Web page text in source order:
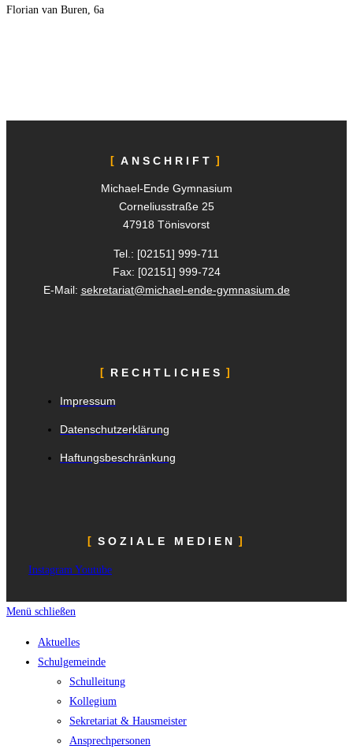
Florian van Buren, 6a
ANSCHRIFT
Michael-Ende Gymnasium
Corneliusstraße 25
47918 Tönisvorst
Tel.: [02151]999-711
Fax: [02151] 999-724
E-Mail: sekretariat@michael-ende-gymnasium.de
RECHTLICHES
Impressum
Datenschutzerklärung
Haftungsbeschränkung
SOZIALE MEDIEN
Instagram Youtube
Menü schließen
Aktuelles
Schulgemeinde
Schulleitung
Kollegium
Sekretariat & Hausmeister
Ansprechpersonen